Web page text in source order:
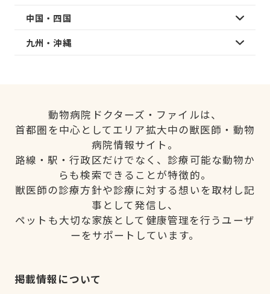
中国・四国
九州・沖縄
動物病院ドクターズ・ファイルは、
首都圏を中心としてエリア拡大中の獣医師・動物
病院情報サイト。
路線・駅・行政区だけでなく、診療可能な動物か
らも検索できることが特徴的。
獣医師の診療方針や診療に対する想いを取材し記
事として発信し、
ペットも大切な家族として健康管理を行うユーザ
ーをサポートしています。
掲載情報について